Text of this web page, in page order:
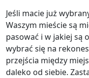
Jeśli macie już
Waszym mieście są
pasować i w jakiej są
wybrać się na
przejścia między
daleko od siebie.